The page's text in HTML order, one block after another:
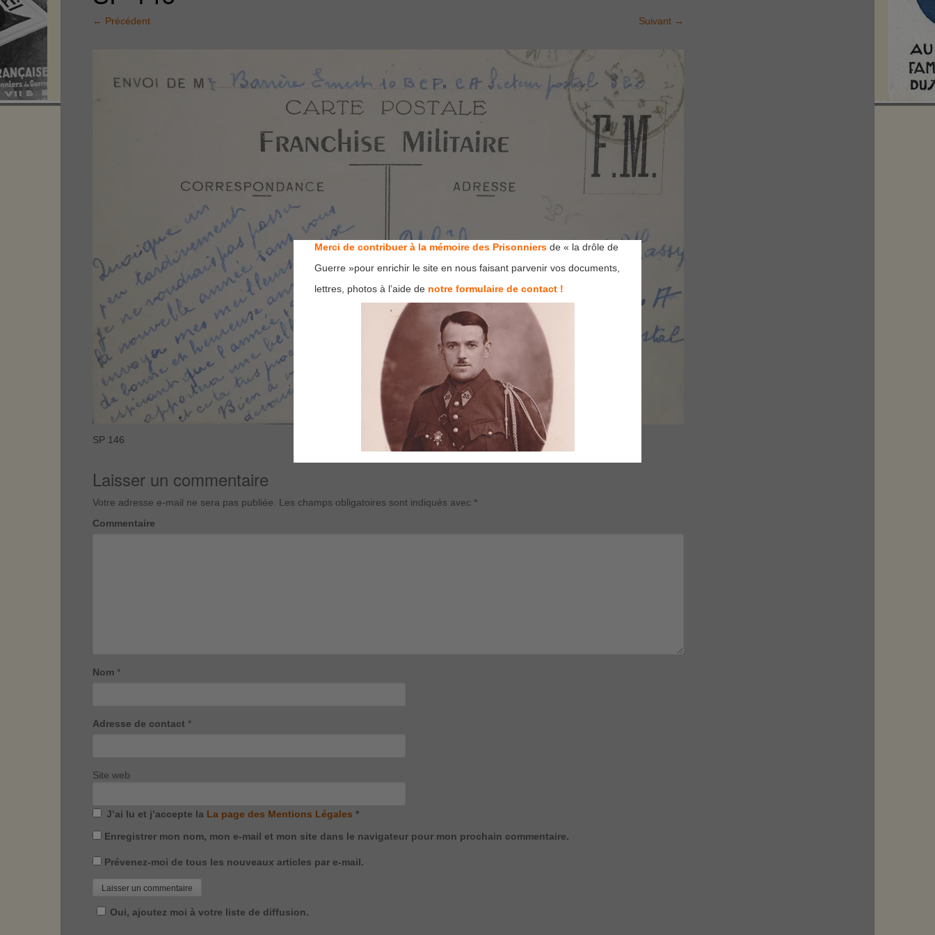
← Précédent Suivant →
SP 146
Laisser un commentaire
Votre adresse e-mail ne sera pas publiée. Les champs obligatoires sont indiqués avec *
Commentaire
Nom *
Adresse de contact *
Site web
J’ai lu et j’accepte la La page des Mentions Légales *
Enregistrer mon nom, mon e-mail et mon site dans le navigateur pour mon prochain commentaire.
Prévenez-moi de tous les nouveaux articles par e-mail.
Oui, ajoutez moi à votre liste de diffusion.
Merci de contribuer à la mémoire des Prisonniers de « la drôle de
Guerre »pour enrichir le site en nous faisant parvenir vos documents,
lettres, photos à l’aide de notre formulaire de contact !